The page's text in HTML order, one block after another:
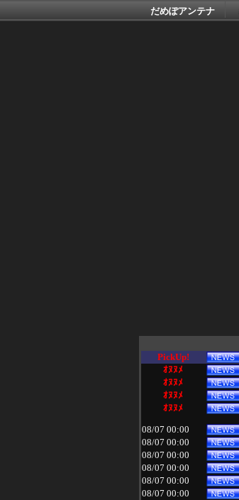
だめぽアンテナ
PickUp!
ｵﾇﾇﾒ
ｵﾇﾇﾒ
ｵﾇﾇﾒ
ｵﾇﾇﾒ
08/07 00:00
08/07 00:00
08/07 00:00
08/07 00:00
08/07 00:00
08/07 00:00